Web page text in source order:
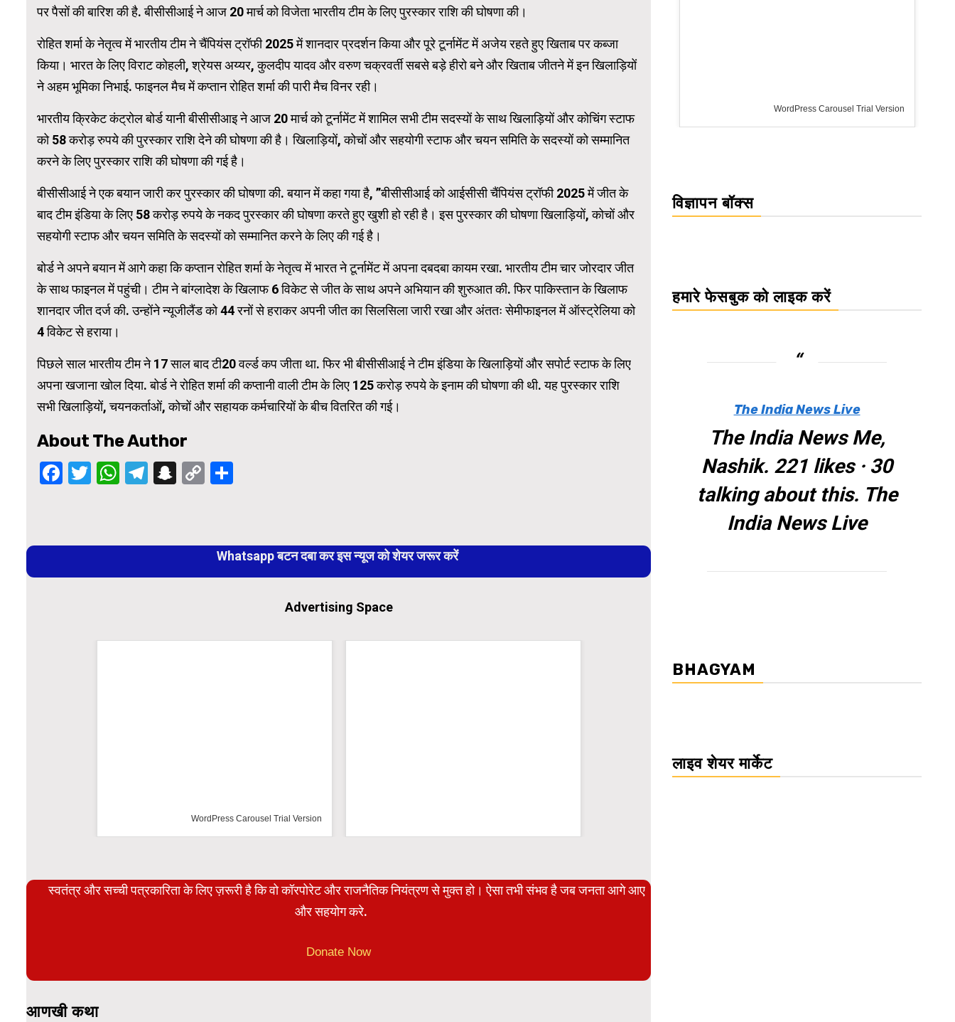
पर पैसों की बारिश की है. बीसीसीआई ने आज 20 मार्च को विजेता भारतीय टीम के लिए पुरस्कार राशि की घोषणा की।
रोहित शर्मा के नेतृत्व में भारतीय टीम ने चैंपियंस ट्रॉफी 2025 में शानदार प्रदर्शन किया और पूरे टूर्नामेंट में अजेय रहते हुए खिताब पर कब्जा
किया। भारत के लिए विराट कोहली, श्रेयस अय्यर, कुलदीप यादव और वरुण चक्रवर्ती सबसे बड़े हीरो बने और खिताब जीतने में इन खिलाड़ियों
ने अहम भूमिका निभाई. फाइनल मैच में कप्तान रोहित शर्मा की पारी मैच विनर रही।
भारतीय क्रिकेट कंट्रोल बोर्ड यानी बीसीसीआइ ने आज 20 मार्च को टूर्नामेंट में शामिल सभी टीम सदस्यों के साथ खिलाड़ियों और कोचिंग स्टाफ
को 58 करोड़ रुपये की पुरस्कार राशि देने की घोषणा की है। खिलाड़ियों, कोचों और सहयोगी स्टाफ और चयन समिति के सदस्यों को सम्मानित
करने के लिए पुरस्कार राशि की घोषणा की गई है।
बीसीसीआई ने एक बयान जारी कर पुरस्कार की घोषणा की. बयान में कहा गया है, ”बीसीसीआई को आईसीसी चैंपियंस ट्रॉफी 2025 में जीत के
बाद टीम इंडिया के लिए 58 करोड़ रुपये के नकद पुरस्कार की घोषणा करते हुए खुशी हो रही है। इस पुरस्कार की घोषणा खिलाड़ियों, कोचों और
सहयोगी स्टाफ और चयन समिति के सदस्यों को सम्मानित करने के लिए की गई है।
बोर्ड ने अपने बयान में आगे कहा कि कप्तान रोहित शर्मा के नेतृत्व में भारत ने टूर्नामेंट में अपना दबदबा कायम रखा. भारतीय टीम चार जोरदार जीत
के साथ फाइनल में पहुंची। टीम ने बांग्लादेश के खिलाफ 6 विकेट से जीत के साथ अपने अभियान की शुरुआत की. फिर पाकिस्तान के खिलाफ
शानदार जीत दर्ज की. उन्होंने न्यूजीलैंड को 44 रनों से हराकर अपनी जीत का सिलसिला जारी रखा और अंततः सेमीफाइनल में ऑस्ट्रेलिया को
4 विकेट से हराया।
पिछले साल भारतीय टीम ने 17 साल बाद टी20 वर्ल्ड कप जीता था. फिर भी बीसीसीआई ने टीम इंडिया के खिलाड़ियों और सपोर्ट स्टाफ के लिए
अपना खजाना खोल दिया. बोर्ड ने रोहित शर्मा की कप्तानी वाली टीम के लिए 125 करोड़ रुपये के इनाम की घोषणा की थी. यह पुरस्कार राशि
सभी खिलाड़ियों, चयनकर्ताओं, कोचों और सहायक कर्मचारियों के बीच वितरित की गई।
About The Author
Facebook
Twitter
WhatsApp
Telegram
Snapchat
Copy
Reading
Whatsapp बटन दबा कर इस न्यूज को शेयर जरूर करें
Advertising Space
WordPress Carousel Trial Version
स्वतंत्र और सच्ची पत्रकारिता के लिए ज़रूरी है कि वो कॉरपोरेट और राजनैतिक नियंत्रण से मुक्त हो। ऐसा तभी संभव है जब जनता आगे आए
और सहयोग करे.
Donate Now
आणखी कथा
WordPress Carousel Trial Version
विज्ञापन बॉक्स
हमारे फेसबुक को लाइक करें
The India News Live
The India News Me,
Nashik. 221 likes · 30
talking about this. The
India News Live
BHAGYAM
लाइव शेयर मार्केट